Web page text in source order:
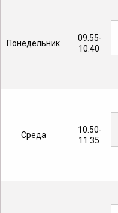
Понедельник
09.55-
10.40
Среда
10.50-
11.35